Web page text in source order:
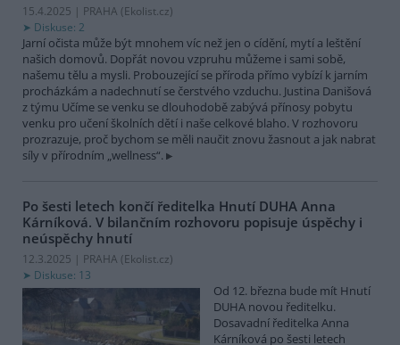
15.4.2025 | PRAHA (Ekolist.cz)
Diskuse: 2
Jarní očista může být mnohem víc než jen o cídění, mytí a leštění
našich domovů. Dopřát novou vzpruhu můžeme i sami sobě,
našemu tělu a mysli. Probouzející se příroda přímo vybízí k jarním
procházkám a nadechnutí se čerstvého vzduchu. Justina Danišová
z týmu Učíme se venku se dlouhodobě zabývá přínosy pobytu
venku pro učení školních dětí i naše celkové blaho. V rozhovoru
prozrazuje, proč bychom se měli naučit znovu žasnout a jak nabrat
síly v přírodním „wellness“.
Po šesti letech končí ředitelka Hnutí DUHA Anna
Kárníková. V bilančním rozhovoru popisuje úspěchy i
neúspěchy hnutí
12.3.2025 | PRAHA (Ekolist.cz)
Diskuse: 13
Od 12. března bude mít Hnutí
DUHA novou ředitelku.
Dosavadní ředitelka Anna
Kárníková po šesti letech